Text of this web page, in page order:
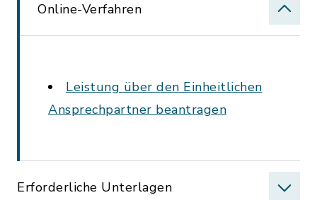
Online-Verfahren
Leistung über den Einheitlichen
Ansprechpartner beantragen
Erforderliche Unterlagen